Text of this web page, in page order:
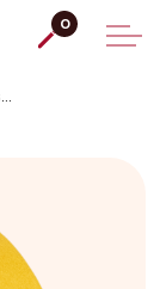
0
Matt- och mässtejp